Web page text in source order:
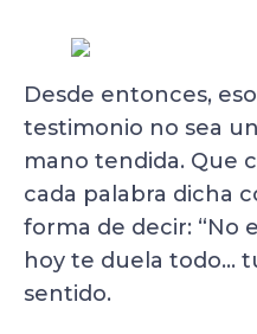
Desde entonces,
testimonio no sea
mano tendida. Que
cada palabra dicha
forma de decir: “No
hoy te duela todo…
sentido.